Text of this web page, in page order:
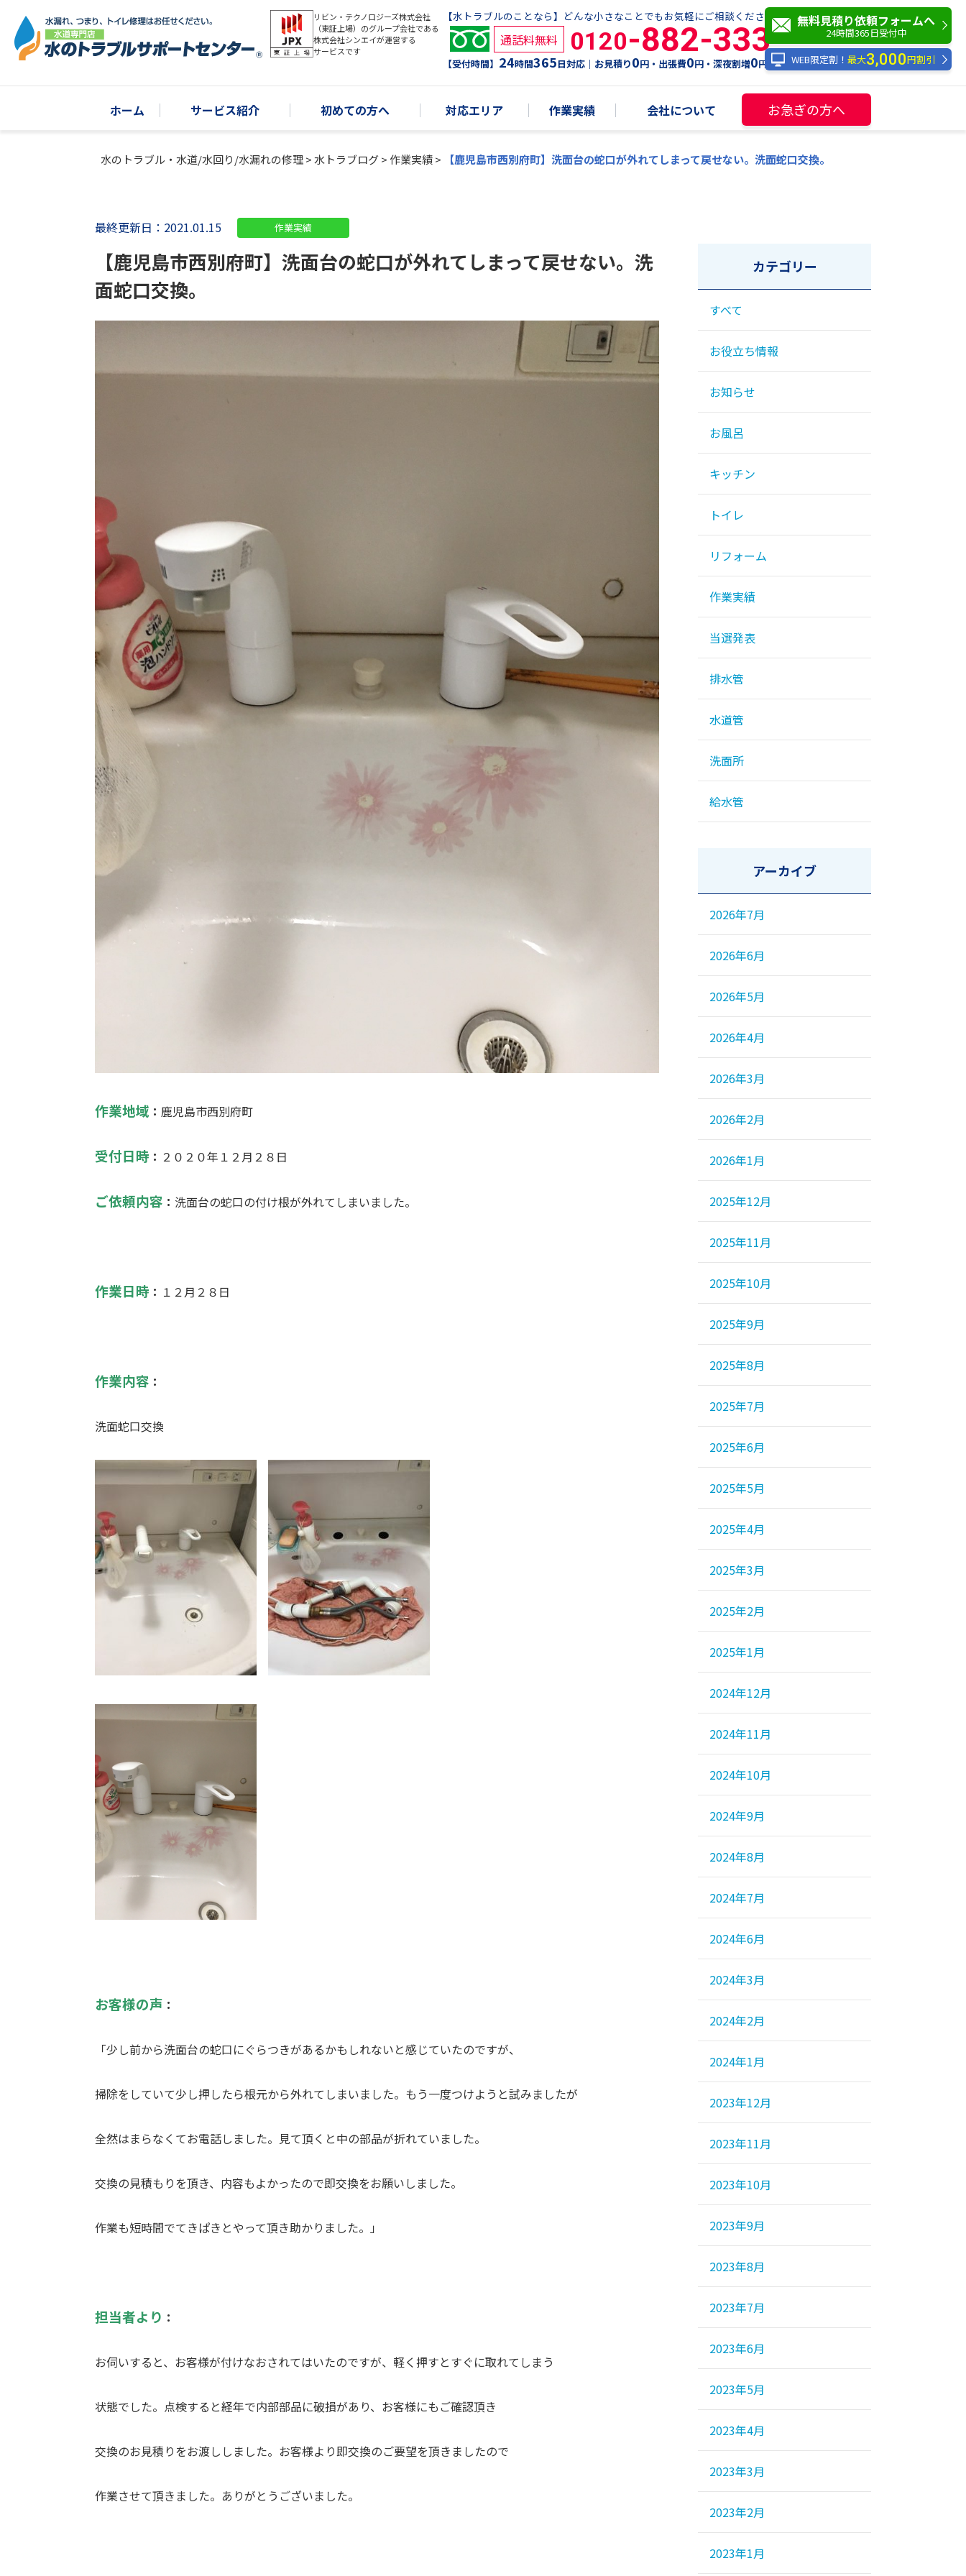
リビン・テクノロジーズ株式会社
（東証上場）のグループ会社である
株式会社シンエイが運営する
サービスです
【水トラブルのことなら】どんな小さなことでもお気軽にご相談ください！
通話料無料 0120-882-333
【受付時間】 24時間365日対応｜お見積り0円・出張費0円・深夜割増0円
無料見積り依頼フォームへ
24時間365日受付中
WEB限定割！ 最大3,000円割引
ホーム サービス紹介 初めての方へ 対応エリア 作業実績 会社について お急ぎの方へ
水のトラブル・水道/水回り/水漏れの修理>水トラブログ> 作業実績> 【鹿児島市西別府町】洗面台の蛇口が外れてしまって戻せない。洗面蛇口交換。
最終更新日：2021.01.15 作業実績
【鹿児島市西別府町】洗面台の蛇口が外れてしまって戻せない。洗
面蛇口交換。
作業地域 ： 鹿児島市西別府町
受付日時 ： ２０２０年１２月２８日
ご依頼内容 ： 洗面台の蛇口の付け根が外れてしまいました。
作業日時 ： １２月２８日
作業内容 ：
洗面蛇口交換
お客様の声 ：
「少し前から洗面台の蛇口にぐらつきがあるかもしれないと感じていたのですが、
掃除をしていて少し押したら根元から外れてしまいました。もう一度つけようと試みましたが
全然はまらなくてお電話しました。見て頂くと中の部品が折れていました。
交換の見積もりを頂き、内容もよかったので即交換をお願いしました。
作業も短時間でてきぱきとやって頂き助かりました。」
担当者より ：
お伺いすると、お客様が付けなおされてはいたのですが、軽く押すとすぐに取れてしまう
状態でした。点検すると経年で内部部品に破損があり、お客様にもご確認頂き
交換のお見積りをお渡ししました。お客様より即交換のご要望を頂きましたので
作業させて頂きました。ありがとうございました。
カテゴリー
すべて
お役立ち情報
お知らせ
お風呂
キッチン
トイレ
リフォーム
作業実績
当選発表
排水管
水道管
洗面所
給水管
アーカイブ
2026年7月
2026年6月
2026年5月
2026年4月
2026年3月
2026年2月
2026年1月
2025年12月
2025年11月
2025年10月
2025年9月
2025年8月
2025年7月
2025年6月
2025年5月
2025年4月
2025年3月
2025年2月
2025年1月
2024年12月
2024年11月
2024年10月
2024年9月
2024年8月
2024年7月
2024年6月
2024年3月
2024年2月
2024年1月
2023年12月
2023年11月
2023年10月
2023年9月
2023年8月
2023年7月
2023年6月
2023年5月
2023年4月
2023年3月
2023年2月
2023年1月